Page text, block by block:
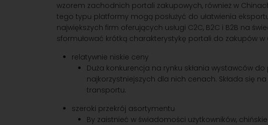
wzorem zachodnich portali zakupowych, również w
tego typu platformy mogą posłużyć do ułatwienia
największych firm oferujących usługi C2C, B2C i B2B na
sformułować krótką charakterystykę portali do zakupów w
relatywnie niskie ceny
Duża konkurencja na rynku skłania wystawców
najkorzystniejszych dla nich cenach. Składa się
transportu.
szeroki przekrój asortymentu
By zaistnieć w świadomości użytkowników,